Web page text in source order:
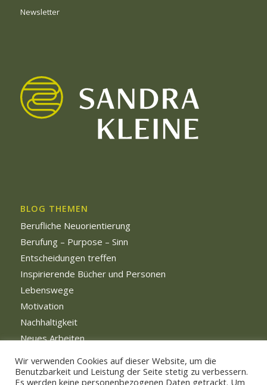
Newsletter
BLOG THEMEN
Berufliche Neuorientierung
Berufung – Purpose – Sinn
Entscheidungen treffen
Inspirierende Bücher und Personen
Lebenswege
Motivation
Nachhaltigkeit
Neues Arbeiten
Wir verwenden Cookies auf dieser Website, um die
Benutzbarkeit und Leistung der Seite stetig zu verbessern.
Es werden keine personenbezogenen Daten getrackt. Um